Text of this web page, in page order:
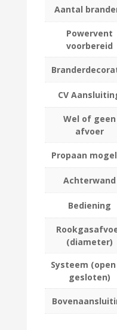
Aantal
Powervent
voorbereid
CV
Wel of geen
afvoer
Propaan
Achterwand
Bediening
(diameter)
Systeem
gesloten)